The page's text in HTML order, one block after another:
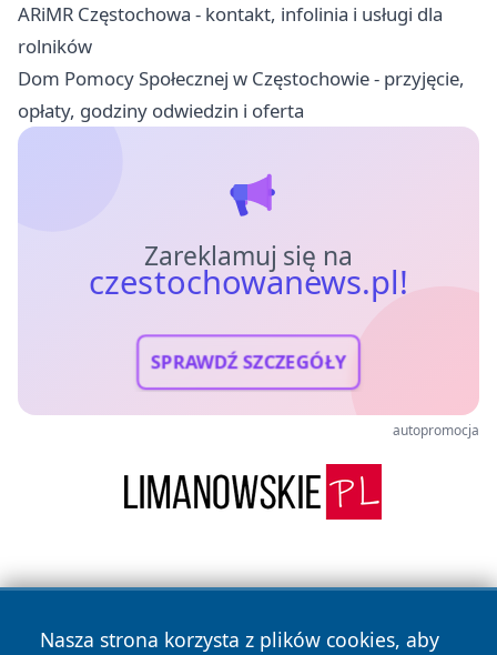
ARiMR Częstochowa - kontakt, infolinia i usługi dla
rolników
Dom Pomocy Społecznej w Częstochowie - przyjęcie,
opłaty, godziny odwiedzin i oferta
Zareklamuj się na
czestochowanews.pl!
SPRAWDŹ SZCZEGÓŁY
autopromocja
Nasza strona korzysta z plików cookies, aby